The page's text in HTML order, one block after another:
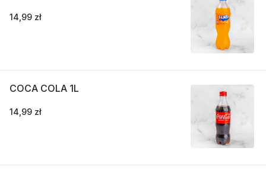
14,99 zł
COCA COLA 1L
14,99 zł